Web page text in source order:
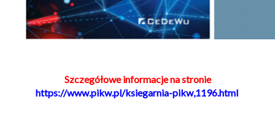
Szczegółowe informacje na stronie
https://www.pikw.pl/ksiegarnia-pikw,1196.html